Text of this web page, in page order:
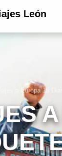
a Europa 15